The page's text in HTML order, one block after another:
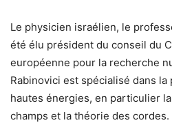
Le physicien israélien, le
été élu président du conseil du
européenne pour la recherche
Rabinovici est spécialisé dans
hautes énergies, en particulier
champs et la théorie des cordes.